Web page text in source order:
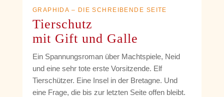
GRAPHIDA – DIE SCHREIBENDE SEITE
Tierschutz
mit Gift und Galle
Ein Spannungsroman über Machtspiele, Neid
und eine sehr tote erste Vorsitzende. Elf
Tierschützer. Eine Insel in der Bretagne. Und
eine Frage, die bis zur letzten Seite offen bleibt.